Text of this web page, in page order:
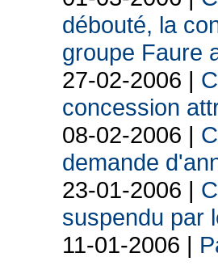
débouté, la
groupe Faure
27-02-2006 |
concession
08-02-2006 |
demande
23-01-2006 |
suspendu par
11-01-2006 |